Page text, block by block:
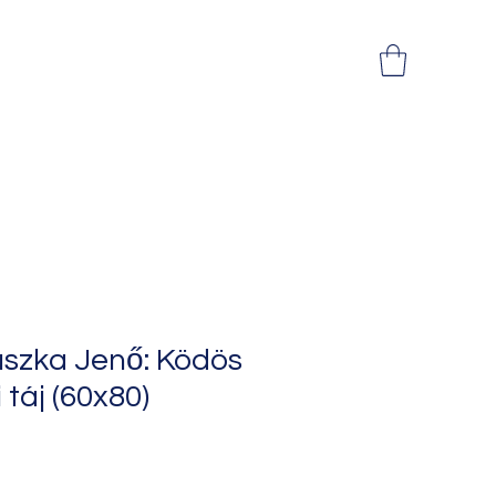
Jenő: Ködös
(60x80)